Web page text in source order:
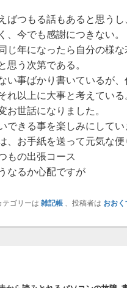
ばつもる話もあると思う
、今でも感謝につきない。
じ年になったら自分の様
思う次第である。
い事ばかり書いているが
れ以上に大事と考えている。
お世話になりました。
できる事を楽しみにしてい
、お手紙を送って元気な
もの出張コース
なるか心配ですが
テゴリーは 雑記帳 、投稿者は おお